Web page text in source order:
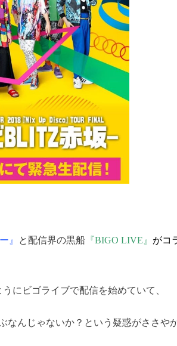
』 と配信界の黒船 『BIGO LIVE』 がコ
にビゴライブで配信を始めていて、
なんじゃないか？という疑惑がささや